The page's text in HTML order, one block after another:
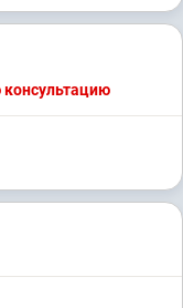
консультацию